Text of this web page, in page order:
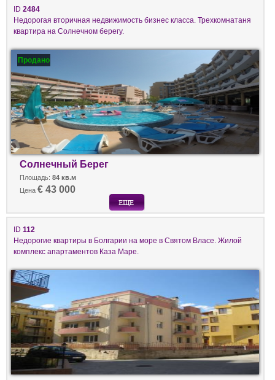
ID 2484
Недорогая вторичная недвижимость бизнес класса. Трехкомнатаня
квартира на Солнечном берегу.
Продано
Солнечный Берег
Площадь: 84 кв.м
Цена € 43 000
ID 112
Недорогие квартиры в Болгарии на море в Святом Власе. Жилой
комплекс апартаментов Каза Маре.